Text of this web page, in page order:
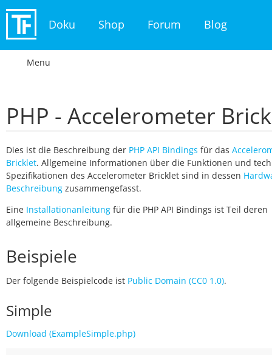
Doku Shop Forum Blog
Menu
PHP - Accelerometer
Dies ist die Beschreibung der PHP API Bindings für das
Bricklet. Allgemeine Informationen über die Funktionen und
Spezifikationen des Accelerometer Bricklet sind in dessen
Beschreibung zusammengefasst.
Eine Installationanleitung für die PHP API Bindings ist Teil deren
allgemeine Beschreibung.
Beispiele
Der folgende Beispielcode ist Public Domain (CC0 1.0).
Simple
Download (ExampleSimple.php)